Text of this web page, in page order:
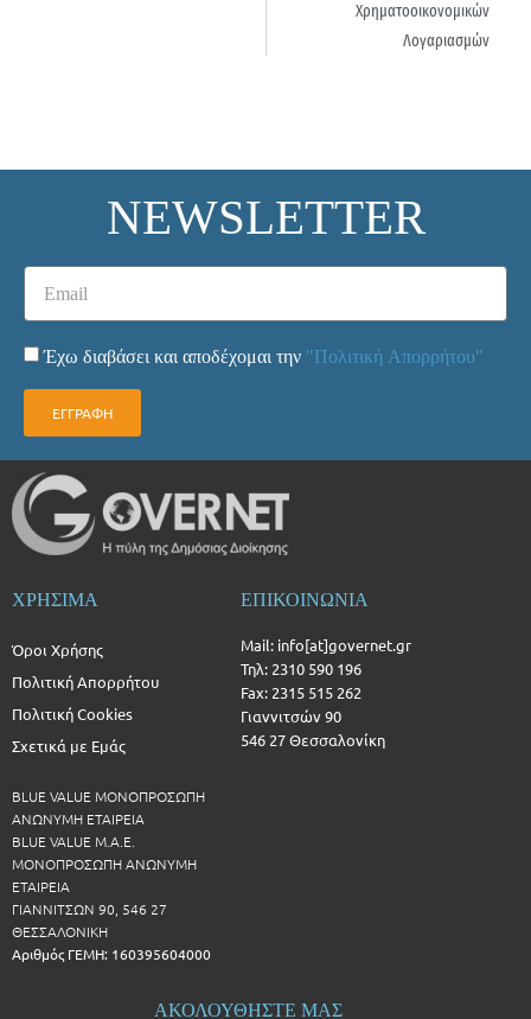
Χρηματοοικονομικών
Λογαριασμών
NEWSLETTER
Έχω διαβάσει και αποδέχομαι την "Πολιτική Απορρήτου"
ΕΓΓΡΑΦΗ
ΧΡΗΣΙΜΑ
Όροι Χρήσης
Πολιτική Απορρήτου
Πολιτική Cookies
Σχετικά με Εμάς
BLUE VALUE ΜΟΝΟΠΡΟΣΩΠΗ
ΑΝΩΝΥΜΗ ΕΤΑΙΡΕΙΑ
BLUE VALUE Μ.Α.Ε.
ΜΟΝΟΠΡΟΣΩΠΗ ΑΝΩΝΥΜΗ
ΕΤΑΙΡΕΙΑ
ΓΙΑΝΝΙΤΣΩΝ 90, 546 27
ΘΕΣΣΑΛΟΝΙΚΗ
Αριθμός ΓΕΜΗ: 160395604000
ΕΠΙΚΟΙΝΩΝΙΑ
Mail: info[at]governet.gr
Τηλ: 2310 590 196
Fax: 2315 515 262
Γιαννιτσών 90
546 27 Θεσσαλονίκη
ΑΚΟΛΟΥΘΗΣΤΕ ΜΑΣ